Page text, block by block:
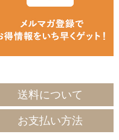
送料について
お支払い方法